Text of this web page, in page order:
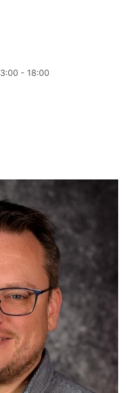
- 18:00